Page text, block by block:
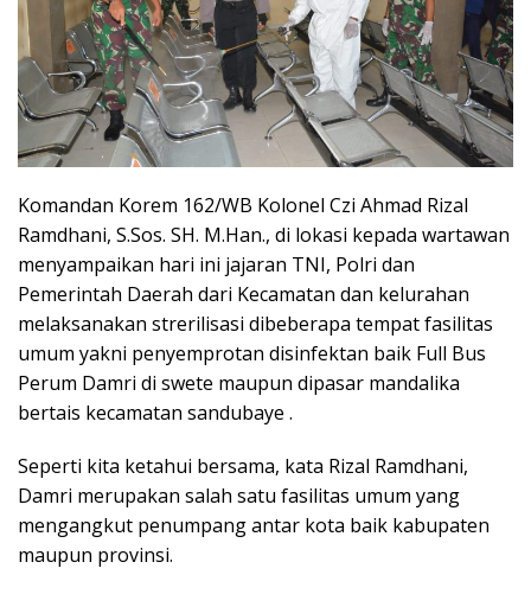
Komandan Korem 162/WB Kolonel Czi Ahmad Rizal
Ramdhani, S.Sos. SH. M.Han., di lokasi kepada wartawan
menyampaikan hari ini jajaran TNI, Polri dan
Pemerintah Daerah dari Kecamatan dan kelurahan
melaksanakan strerilisasi dibeberapa tempat fasilitas
umum yakni penyemprotan disinfektan baik Full Bus
Perum Damri di swete maupun dipasar mandalika
bertais kecamatan sandubaye .
Seperti kita ketahui bersama, kata Rizal Ramdhani,
Damri merupakan salah satu fasilitas umum yang
mengangkut penumpang antar kota baik kabupaten
maupun provinsi.